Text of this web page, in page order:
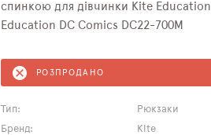
спинкою для дівчинки Kite Education
Education DC Comics DC22-700M
РОЗПРОДАНО
Тип:
Рюкзаки
Бренд:
Kite